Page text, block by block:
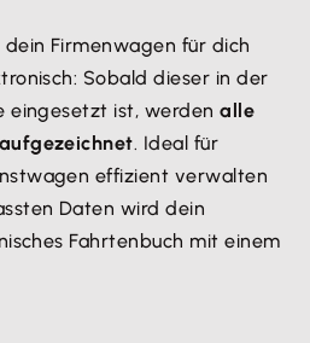
Firmenwagen für dich
Sobald dieser in der
eingesetzt ist, werdenalle
. Ideal für
effizient verwalten
Daten wird dein
Fahrtenbuch mit einem